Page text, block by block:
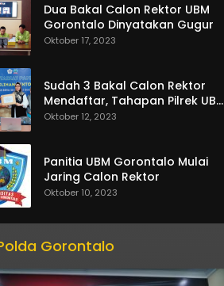
Dua Bakal Calon Rektor UBM
Gorontalo Dinyatakan Gugur
Oktober 17, 2023
Sudah 3 Bakal Calon Rektor
Mendaftar, Tahapan Pilrek UBM
Gorontalo Makin Seru
Oktober 12, 2023
Panitia UBM Gorontalo Mulai
Jaring Calon Rektor
Oktober 10, 2023
Gorontalo